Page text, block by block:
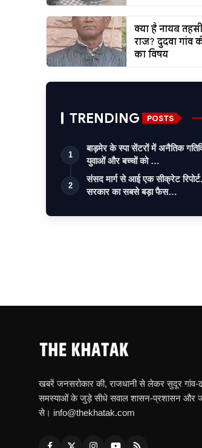
क्या है नायब
राज? दुदवा गांव
का विषय
TRENDING POSTS
1
बाड़मेर के स्पा सेंटरों में अनैतिक
युवाओं और बच्चों को …
2
संसद मार्ग से आई एक सीक्रेट
सरकार का सबसे बड़ा फैस…
खबरें जनसरोकार की, राजधानी से लेकर सुदूर
समस्याओं के जुड़े सीधे सवाल शासन-प्रशासन और
से। info@thekhatak.com